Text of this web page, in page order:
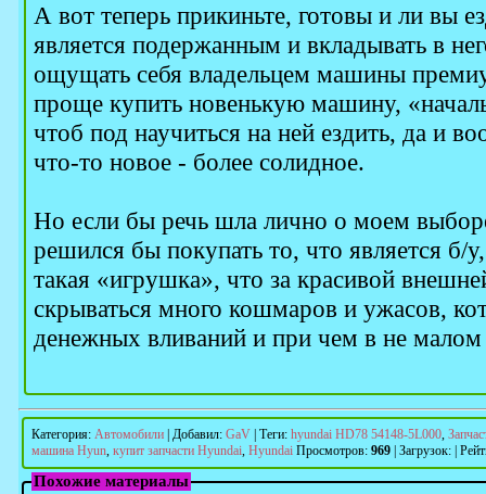
А вот теперь прикиньте, готовы и ли вы
является подержанным и вкладывать в
ощущать себя владельцем машины
проще купить новенькую машину,
чтоб под научиться на ней ездить, да и
что-то новое - более солидное.
Но если бы речь шла лично о моем
решился бы покупать то, что является б/
такая «игрушка», что за красивой
скрываться много кошмаров и ужасов,
денежных вливаний и при чем в не малом
Категория: Автомобили Добавил: GaV Теги: hyundai HD78 54148-5L000,
машина Hyun, купит запчасти Hyundai, Hyundai Просмотров: 969 Загрузок:
Похожие материалы